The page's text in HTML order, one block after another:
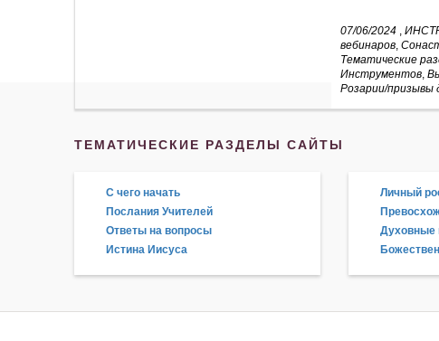
07/06/2024 ,
вебинаров,
Тематические
Инструментов,
Розарии/призывы
ТЕМАТИЧЕСКИЕ РАЗДЕЛЫ САЙТЫ
С чего начать
Послания Учителей
Ответы на вопросы
Истина Иисуса
Личный
Духовные